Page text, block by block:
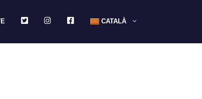
TWITTERINSTAGRAMFACEBOOKCATALÀ